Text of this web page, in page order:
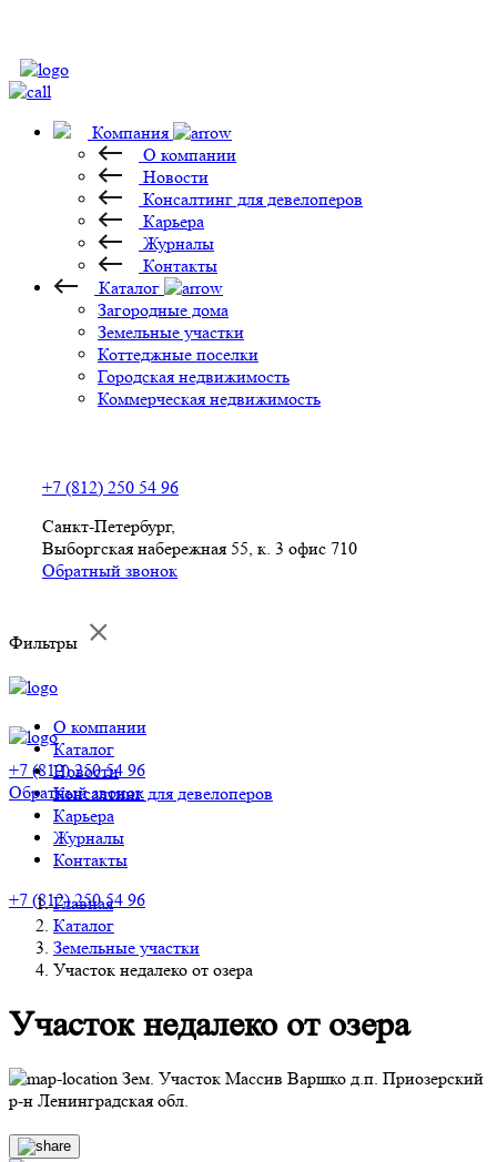
Компания
О компании
Новости
Консалтинг для девелоперов
Карьера
Журналы
Контакты
Каталог
Загородные дома
Земельные участки
Коттеджные поселки
Городская недвижимость
Коммерческая недвижимость
+7 (812) 250 54 96
Санкт-Петербург,
Выборгская набережная 55, к. 3 офис 710
Обратный звонок
Фильтры
О компании
Каталог
Новости
Консалтинг для девелоперов
Карьера
Журналы
Контакты
+7 (812) 250 54 96
+7 (812) 250 54 96
Обратный звонок
Главная
Каталог
Земельные участки
Участок недалеко от озера
Участок недалеко от озера
Зем. Участок Массив Варшко д.п. Приозерский
р-н Ленинградская обл.